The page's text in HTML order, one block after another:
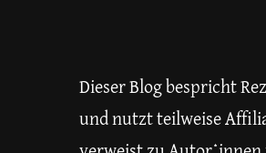
Dieser Blog bespricht
und nutzt teilweise